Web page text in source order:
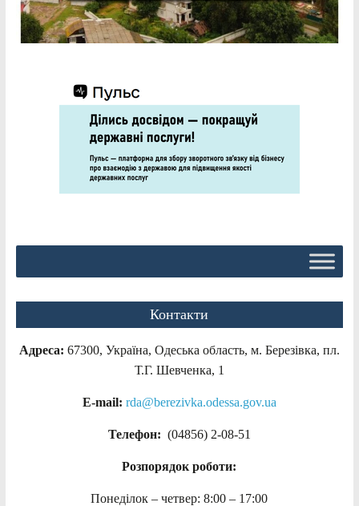
Контакти
Адреса: 67300, Україна, Одеська область, м. Березівка, пл.
Т.Г. Шевченка, 1
E-mail: rda@berezivka.odessa.gov.ua
Телефон: (04856) 2-08-51
Розпорядок роботи:
Понеділок – четвер: 8:00 – 17:00